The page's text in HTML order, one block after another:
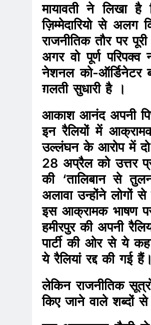
मायावती ने लिखा
ज़िम्मेदारियो से
राजनीतिक तौर पर
अगर वो पूर्ण परिपक्व
नेशनल को-ऑर्डिनेटर
ग़लती सुधारी है ।
आकाश आनंद अपनी
इन रैलियों में
उल्लंघन के आरोप में
28 अप्रैल को उत्तर
की ‘तालिबान से
अलावा उन्होंने लोगों
इस आक्रामक भाषण
हमीरपुर की अपनी
पार्टी की ओर से ये
ये रैलियां रद्द की गई हैं।
लेकिन राजनीतिक
किए जाने वाले शब्दों